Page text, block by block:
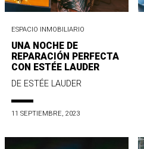
ESPACIO INMOBILIARIO
UNA NOCHE DE
REPARACIÓN PERFECTA
CON ESTÉE LAUDER
DE ESTÉE LAUDER
11 SEPTIEMBRE, 2023